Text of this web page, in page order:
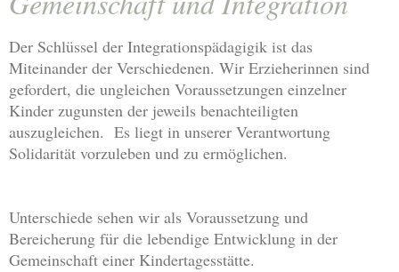
Der Schlüssel der Integrationspädagigik ist das
Miteinander der Verschiedenen. Wir Erzieherinnen sind
gefordert, die ungleichen Voraussetzungen einzelner
Kinder zugunsten der jeweils benachteiligten
auszugleichen. Es liegt in unserer Verantwortung
Solidarität vorzuleben und zu ermöglichen.
Unterschiede sehen wir als Voraussetzung und
Bereicherung für die lebendige Entwicklung in der
Gemeinschaft einer Kindertagesstätte.